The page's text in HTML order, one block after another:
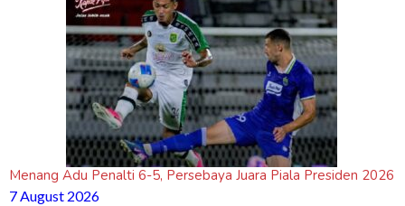
Menang Adu Penalti 6-5, Persebaya Juara Piala Presiden 2026
7 August 2026